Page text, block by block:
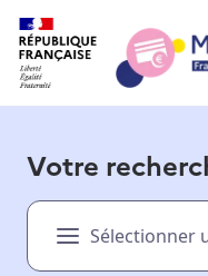
Présentation vidéo
Votre
Sélectionner